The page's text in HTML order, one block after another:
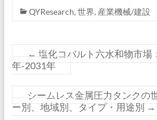
QYResearch, 世界, 産業機械/建設
← 塩化コバルト六水和物市場
年-2031年
シームレス金属圧力タンクの
ー別、地域別、タイプ・用途別 →